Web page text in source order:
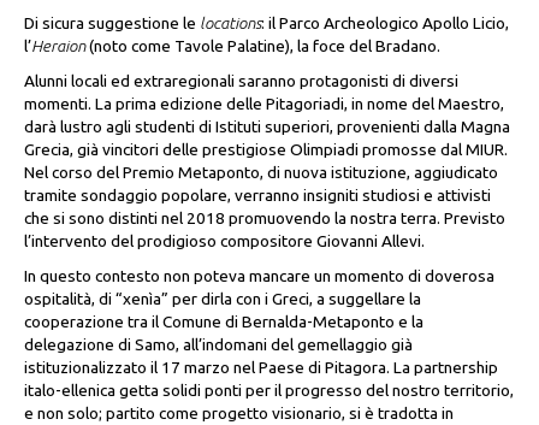
Di sicura suggestione le locations: il Parco Archeologico Apollo Licio,
l’Heraion(noto come Tavole Palatine), la foce del Bradano.
Alunni locali ed extraregionali saranno protagonisti di diversi
momenti. La prima edizione delle Pitagoriadi, in nome del Maestro,
darà lustro agli studenti di Istituti superiori, provenienti dalla Magna
Grecia, già vincitori delle prestigiose Olimpiadi promosse dal MIUR.
Nel corso del Premio Metaponto, di nuova istituzione, aggiudicato
tramite sondaggio popolare, verranno insigniti studiosi e attivisti
che si sono distinti nel 2018 promuovendo la nostra terra. Previsto
l’intervento del prodigioso compositore Giovanni Allevi.
In questo contesto non poteva mancare un momento di doverosa
ospitalità, di “xenìa” per dirla con i Greci, a suggellare la
cooperazione tra il Comune di Bernalda-Metaponto e la
delegazione di Samo, all’indomani del gemellaggio già
istituzionalizzato il 17 marzo nel Paese di Pitagora. La partnership
italo-ellenica getta solidi ponti per il progresso del nostro territorio,
e non solo; partito come progetto visionario, si è tradotta in